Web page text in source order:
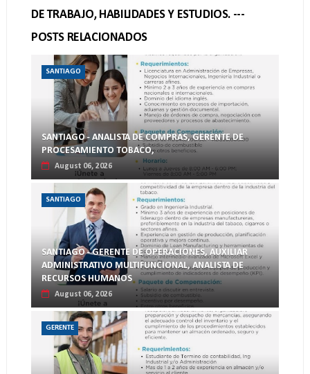
DE TRABAJO, HABILIDADES Y ESTUDIOS. ---
POSTS RELACIONADOS
SANTIAGO
SANTIAGO - ANALISTA DE COMPRAS, GERENTE DE
PROCESAMIENTO TOBACO,
August 06, 2026
SANTIAGO
SANTIAGO - GERENTE DE OPERACIONES, AUXILIAR
ADMINISTRATIVO MULTIFUNCIONAL, ANALISTA DE
RECURSOS HUMANOS
August 06, 2026
GERENTE